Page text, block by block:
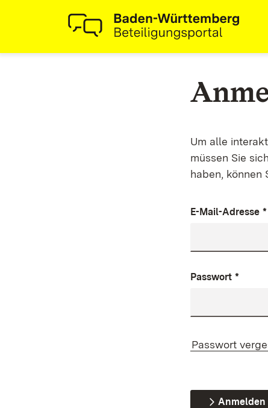
Um alle
müssen Sie
haben, können
E-Mail-Adresse *
Passwort *
Passwort
Anmelden